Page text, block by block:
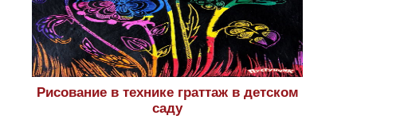
Рисование в технике граттаж в детском
саду